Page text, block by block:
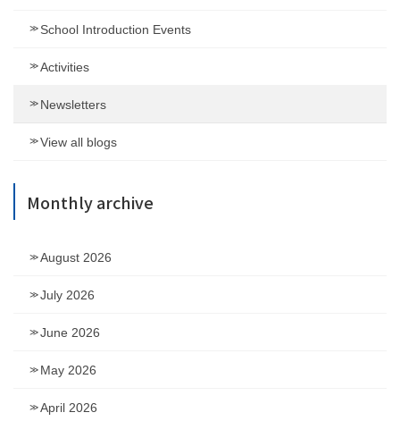
School Introduction Events
Activities
Newsletters
View all blogs
Monthly archive
August 2026
July 2026
June 2026
May 2026
April 2026